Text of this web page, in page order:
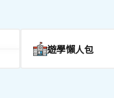
遊學懶人包